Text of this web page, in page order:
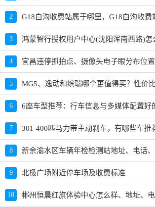
2
3
4 宜昌违停抓拍点、摄像头电子眼分布位置
5
6
7
8
9 北极广场附近停车场及收费标准
10